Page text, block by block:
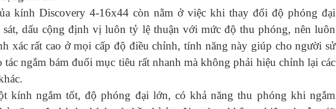
kính Discovery 4-16x44 còn nằm ở việc khi thay đổi độ phóng đại
sát, dấu cộng định vị luôn tỷ lệ thuận với mức độ thu phóng, nên luôn
xác rất cao ở mọi cấp độ điều chỉnh, tính năng này giúp cho người sử
tác ngắm bám đuổi mục tiêu rất nhanh mà không phải hiệu chỉnh lại các
kính ngắm tốt, độ phóng đại lớn, có khả năng thu phóng khi ngắm